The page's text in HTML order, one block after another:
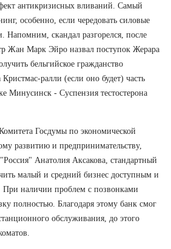
антикризисных вливаний. Самый
особенно, если чередовать силовые
Напомним, скандал разгорелся, после
Жан Марк Эйро назвал поступок Жерара
бельгийское гражданство
ралли (если оно будет) часть
Минусинск - Суспензия тестостерона
Госдумы по экономической
развитию и предпринимательству,
Анатолия Аксакова, стандартный
малый и средний бизнес доступным и
При наличии проблем с позвонками
полностью. Благодаря этому банк смог
обслуживания, до этого